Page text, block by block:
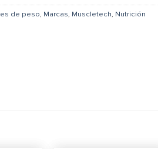
de peso, Marcas, Muscletech, Nutrición